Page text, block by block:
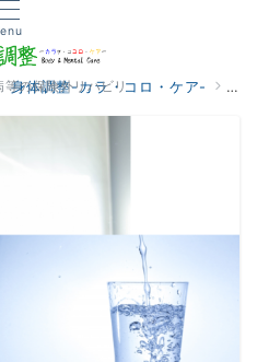
等の保険外リハビリ
身体調整-カラ・コロ・ケア- 医